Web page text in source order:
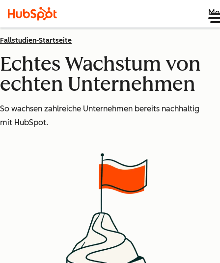
Fallstudien-Startseite
Echtes Wachstum von
echten Unternehmen
So wachsen zahlreiche Unternehmen bereits nachhaltig
mit HubSpot.